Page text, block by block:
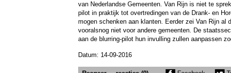
van Nederlandse Gemeenten. Van Rijn is niet te
pilot in praktijk tot overtredingen van de Drank- en
mogen schenken aan klanten. Eerder zei Van Rijn al
vooralsnog niet voor andere gemeenten. De
aan de blurring-pilot hun invulling zullen aanpassen
Datum: 14-09-2016